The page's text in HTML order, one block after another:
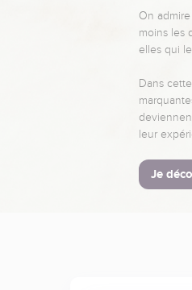
On
moins les
elles qui
Dans
leur
Je